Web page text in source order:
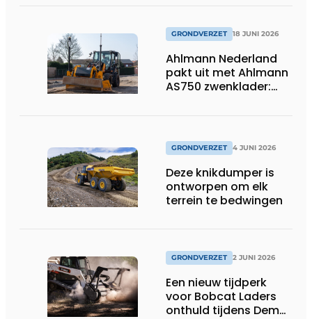
GRONDVERZET 18 JUNI 2026
Ahlmann Nederland
pakt uit met Ahlmann
AS750 zwenklader:
besturing.
GRONDVERZET 4 JUNI 2026
Deze knikdumper is
ontworpen om elk
terrein te bedwingen
GRONDVERZET 2 JUNI 2026
Een nieuw tijdperk
voor Bobcat Laders
onthuld tijdens Demo